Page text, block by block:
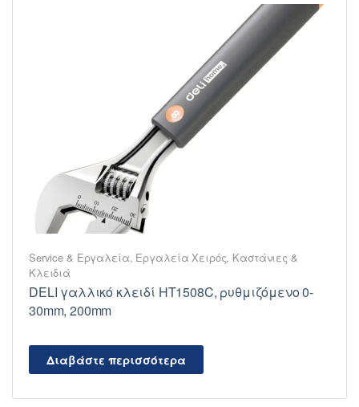
Service & Εργαλεία, Εργαλεία Χειρός, Καστάνιες &
Κλειδιά
DELI γαλλικό κλειδί HT1508C, ρυθμιζόμενο 0-
30mm, 200mm
Διαβάστε περισσότερα